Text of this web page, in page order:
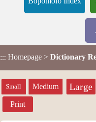
::: Homepage > Dictionary
Small Medium Large
Print